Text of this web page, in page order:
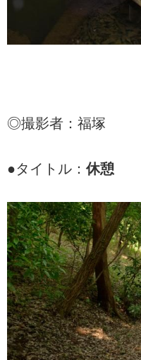
◎撮影者：福塚
●タイトル： 休憩